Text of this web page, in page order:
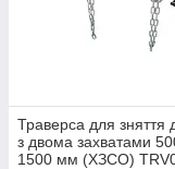
Траверса для зняття
з двома захватами
1500 мм (ХЗСО)